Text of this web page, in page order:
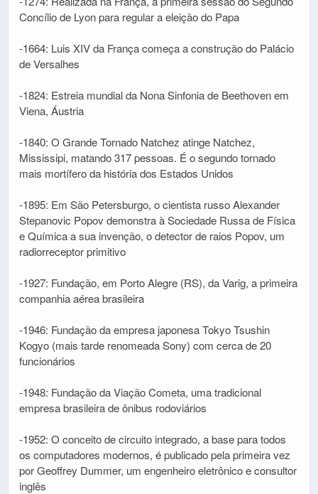
Concílio de Lyon para regular a eleição do Papa
-1664: Luis XIV da França começa a construção do Palácio
de Versalhes
-1824: Estreia mundial da Nona Sinfonia de Beethoven em
Viena, Áustria
-1840: O Grande Tornado Natchez atinge Natchez,
Mississipi, matando 317 pessoas. É o segundo tornado
mais mortífero da história dos Estados Unidos
-1895: Em São Petersburgo, o cientista russo Alexander
Stepanovic Popov demonstra à Sociedade Russa de Física
e Química a sua invenção, o detector de raios Popov, um
radiorreceptor primitivo
-1927: Fundação, em Porto Alegre (RS), da Varig, a primeira
companhia aérea brasileira
-1946: Fundação da empresa japonesa Tokyo Tsushin
Kogyo (mais tarde renomeada Sony) com cerca de 20
funcionários
-1948: Fundação da Viação Cometa, uma tradicional
empresa brasileira de ônibus rodoviários
-1952: O conceito de circuito integrado, a base para todos
os computadores modernos, é publicado pela primeira vez
por Geoffrey Dummer, um engenheiro eletrônico e consultor
inglês